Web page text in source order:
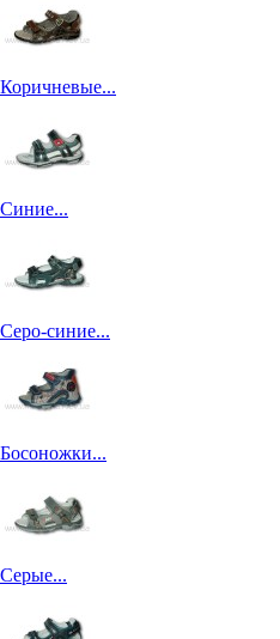
Коричневые...
Синие...
Серо-синие...
Босоножки...
Серые...